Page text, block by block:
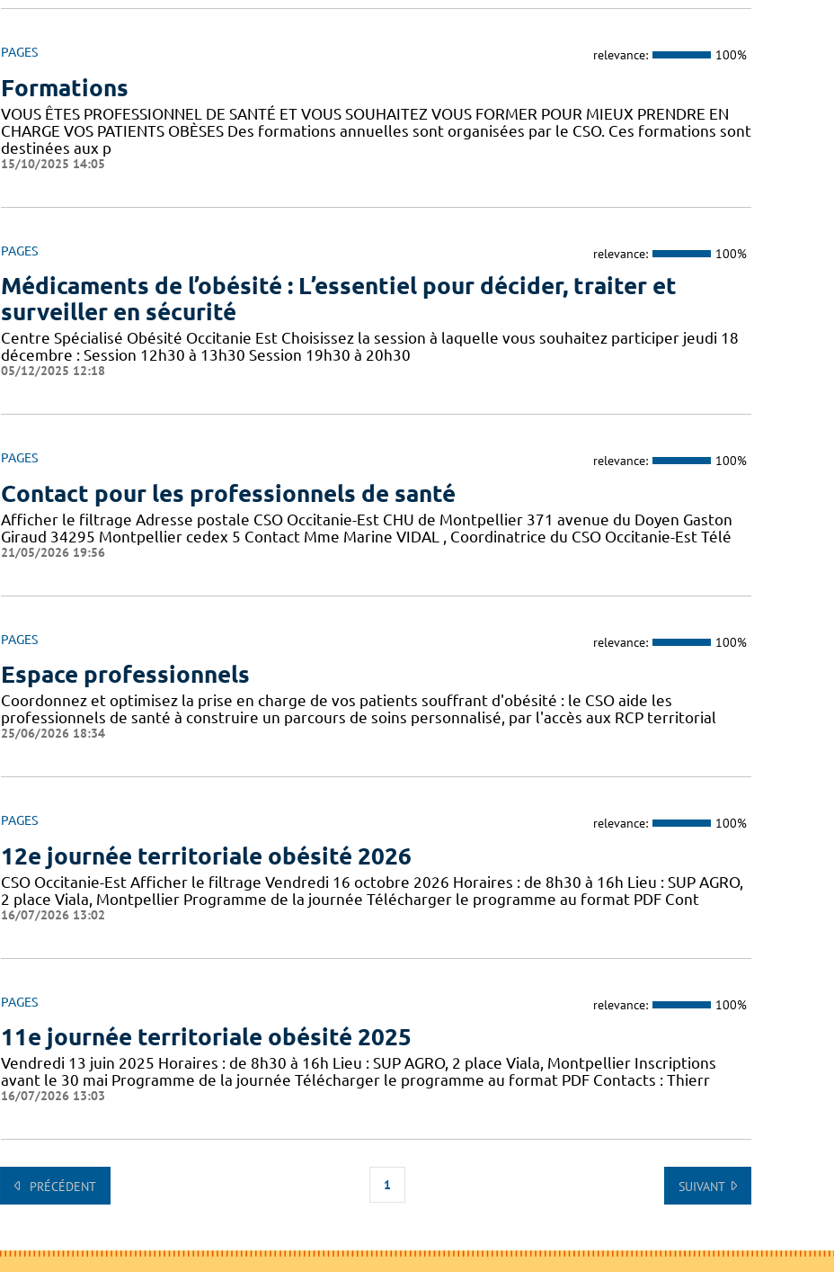
PAGES relevance: 100%
Formations
VOUS ÊTES PROFESSIONNEL DE SANTÉ ET VOUS SOUHAITEZ VOUS FORMER POUR MIEUX PRENDRE EN
CHARGE VOS PATIENTS OBÈSES Des formations annuelles sont organisées par le CSO. Ces formations sont
destinées aux p
15/10/2025 14:05
PAGES relevance: 100%
Médicaments de l’obésité : L’essentiel pour décider, traiter et
surveiller en sécurité
Centre Spécialisé Obésité Occitanie Est Choisissez la session à laquelle vous souhaitez participer jeudi 18
décembre : Session 12h30 à 13h30 Session 19h30 à 20h30
05/12/2025 12:18
PAGES relevance: 100%
Contact pour les professionnels de santé
Afficher le filtrage Adresse postale CSO Occitanie-Est CHU de Montpellier 371 avenue du Doyen Gaston
Giraud 34295 Montpellier cedex 5 Contact Mme Marine VIDAL , Coordinatrice du CSO Occitanie-Est Télé
21/05/2026 19:56
PAGES relevance: 100%
Espace professionnels
Coordonnez et optimisez la prise en charge de vos patients souffrant d'obésité : le CSO aide les
professionnels de santé à construire un parcours de soins personnalisé, par l'accès aux RCP territorial
25/06/2026 18:34
PAGES relevance: 100%
12e journée territoriale obésité 2026
CSO Occitanie-Est Afficher le filtrage Vendredi 16 octobre 2026 Horaires : de 8h30 à 16h Lieu : SUP AGRO,
2 place Viala, Montpellier Programme de la journée Télécharger le programme au format PDF Cont
16/07/2026 13:02
PAGES relevance: 100%
11e journée territoriale obésité 2025
Vendredi 13 juin 2025 Horaires : de 8h30 à 16h Lieu : SUP AGRO, 2 place Viala, Montpellier Inscriptions
avant le 30 mai Programme de la journée Télécharger le programme au format PDF Contacts : Thierr
16/07/2026 13:03
PRÉCÉDENT 1 SUIVANT